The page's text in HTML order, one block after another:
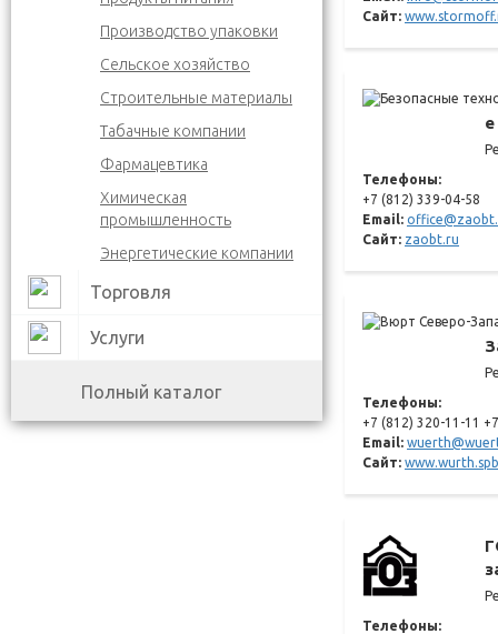
Производство упаковки
Сельское хозяйство
Строительные материалы
Табачные компании
Фармацевтика
Химическая
промышленность
Энергетические компании
Торговля
Услуги
Полный каталог
Сайт:
Телефоны:
+7 (812) 339-04-58
Email:
Сайт: zaobt.ru
Телефоны:
+7 (812) 320-11-11
Email:
Сайт:
Телефоны: